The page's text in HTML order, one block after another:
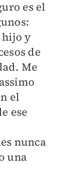
es el
hijo y
de
Me
el
ese
nunca
una